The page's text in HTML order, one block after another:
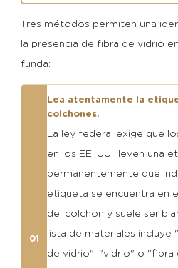
Tres métodos permiten una
la presencia de fibra de vidrio
funda:
01
Lea atentamente la
colchones.
La ley federal exige que
en los EE. UU. lleven una
permanentemente que
etiqueta se encuentra en
del colchón y suele ser
lista de materiales
de vidrio", "vidrio" o "fibra